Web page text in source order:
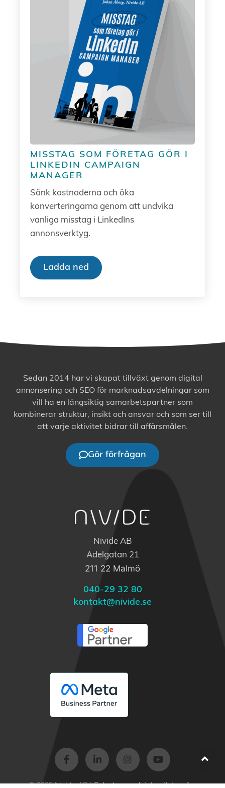
MISSTAG SOM FÖRETAG GÖR I
LINKEDIN CAMPAIGN
MANAGER
Sänk kostnaderna och öka
konverteringarna genom att undvika
vanliga misstag i LinkedIns
annonsverktyg.
Ladda ned
Sedan 2014 har vi skapat tillväxt genom digital
annonsering och SEO för marknadsavdelningar som
vill ha en långsiktig samarbetspartner som
kombinerar struktur, insikt och ansvar och som ser till
att varje aktivitet bidrar till affärsmålen.
Gör förfrågan
Nivide AB
Adelgatan 21
211 22 Malmö
040-29 32 80
kontakt@nivide.se
© 2025 Nivide AB |Sekretess- och integritetspolicy